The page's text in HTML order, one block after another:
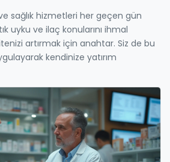
sağlık hizmetleri her geçen gün
uyku ve ilaç konularını ihmal
artırmak için anahtar. Siz de bu
kendinize yatırım